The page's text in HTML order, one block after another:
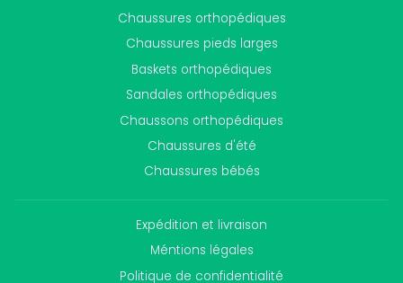
Chaussures orthopédiques
Chaussures pieds larges
Baskets orthopédiques
Sandales orthopédiques
Chaussons orthopédiques
Chaussures d'été
Chaussures bébés
Expédition et livraison
Méntions légales
Politique de confidentialité